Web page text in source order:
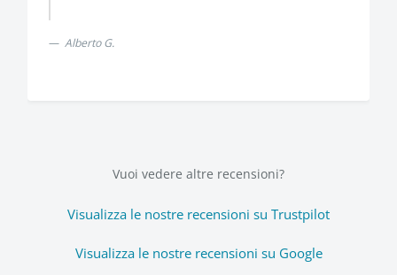
Alberto G.
Vuoi vedere altre recensioni?
Visualizza le nostre recensioni su Trustpilot
Visualizza le nostre recensioni su Google